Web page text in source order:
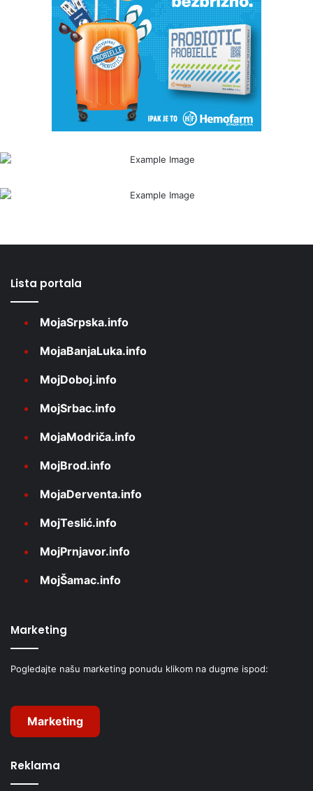
Lista portala
MojaSrpska.info
MojaBanjaLuka.info
MojDoboj.info
MojSrbac.info
MojaModriča.info
MojBrod.info
MojaDerventa.info
MojTeslić.info
MojPrnjavor.info
MojŠamac.info
Marketing
Pogledajte našu marketing ponudu klikom na dugme ispod:
Marketing
Reklama